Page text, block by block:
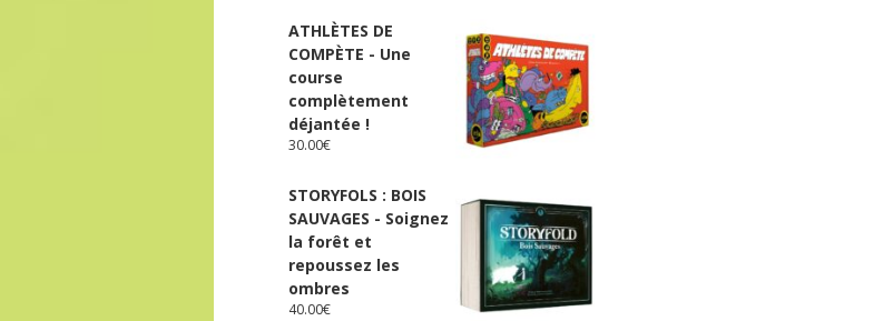
ATHLÈTES DE
COMPÈTE - Une
course
complètement
déjantée !
30.00€
STORYFOLS : BOIS
SAUVAGES - Soignez
la forêt et
repoussez les
ombres
40.00€